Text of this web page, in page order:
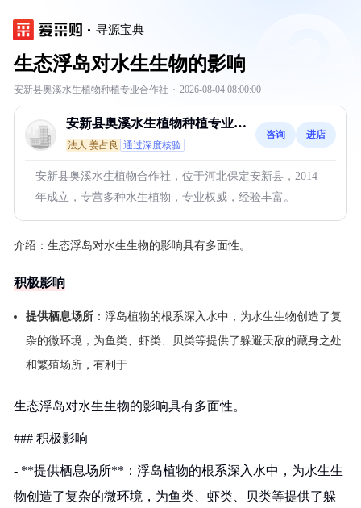
寻源宝典
生态浮岛对水生生物的影响
安新县奥溪水生植物种植专业合作社 · 2026-08-04 08:00:00
安新县奥溪水生植物种植专业合
作社
法人:姜占良 通过深度核验
咨询 进店
安新县奥溪水生植物合作社，位于河北保定安新县，2014
年成立，专营多种水生植物，专业权威，经验丰富。
介绍： 生态浮岛对水生生物的影响具有多面性。
积极影响
提供栖息场所 ：浮岛植物的根系深入水中，为水生生物创造了复
杂的微环境，为鱼类、虾类、贝类等提供了躲避天敌的藏身之处
和繁殖场所，有利于
生态浮岛对水生生物的影响具有多面性。
### 积极影响
- **提供栖息场所**：浮岛植物的根系深入水中，为水生生
物创造了复杂的微环境，为鱼类、虾类、贝类等提供了躲